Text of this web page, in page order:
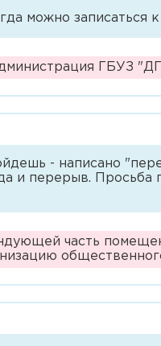
можно записаться
ГБУЗ
- написано
и перерыв. Просьба
часть